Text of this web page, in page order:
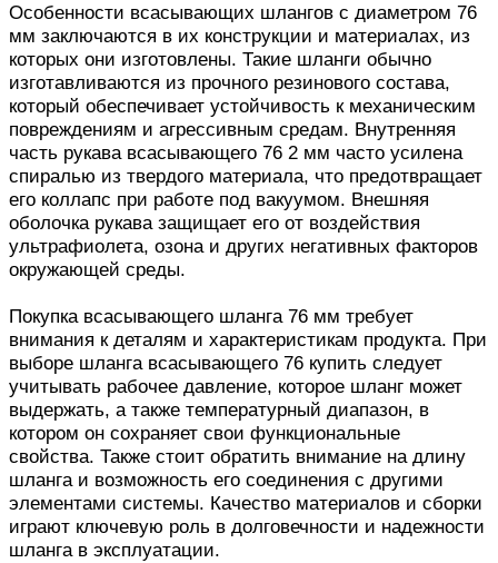
Особенности всасывающих шлангов с диаметром 76
мм заключаются в их конструкции и материалах, из
которых они изготовлены. Такие шланги обычно
изготавливаются из прочного резинового состава,
который обеспечивает устойчивость к механическим
повреждениям и агрессивным средам. Внутренняя
часть рукава всасывающего 76 2 мм часто усилена
спиралью из твердого материала, что предотвращает
его коллапс при работе под вакуумом. Внешняя
оболочка рукава защищает его от воздействия
ультрафиолета, озона и других негативных факторов
окружающей среды.
Покупка всасывающего шланга 76 мм требует
внимания к деталям и характеристикам продукта. При
выборе шланга всасывающего 76 купить следует
учитывать рабочее давление, которое шланг может
выдержать, а также температурный диапазон, в
котором он сохраняет свои функциональные
свойства. Также стоит обратить внимание на длину
шланга и возможность его соединения с другими
элементами системы. Качество материалов и сборки
играют ключевую роль в долговечности и надежности
шланга в эксплуатации.